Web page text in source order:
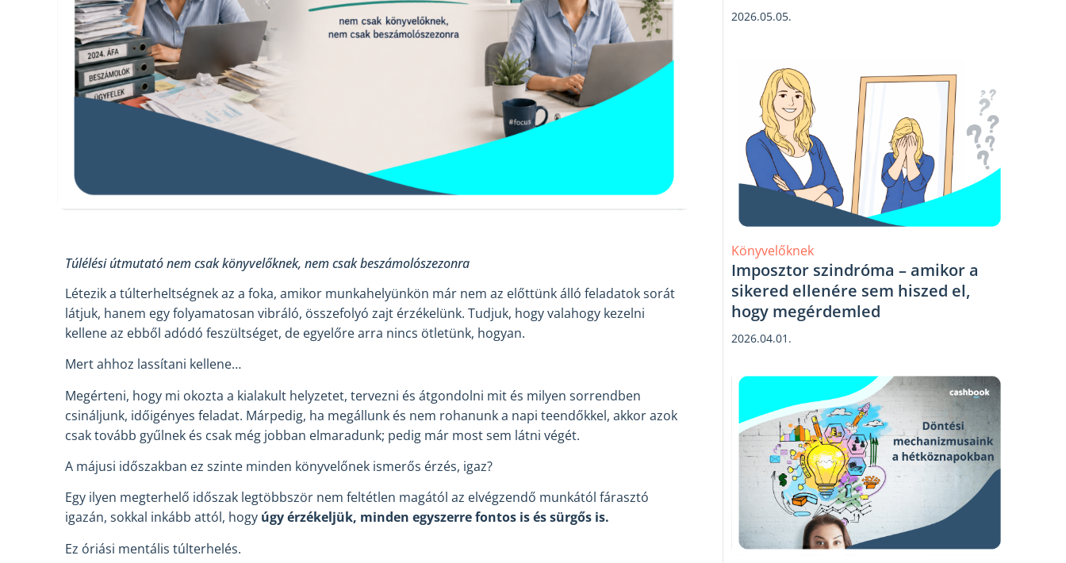
Túlélési útmutatónem csakkönyvelőknek, nem csak beszámolószezonra
Létezik a túlterheltségnek az a foka, amikor munkahelyünkön már nem az előttünk álló feladatok sorát
látjuk, hanem egy folyamatosan vibráló, összefolyó zajt érzékelünk. Tudjuk, hogy valahogy kezelni
kellene az ebből adódó feszültséget, de egyelőre arra nincs ötletünk, hogyan.
Mert ahhoz lassítani kellene…
Megérteni, hogy mi okozta a kialakult helyzetet, tervezni és átgondolni mit és milyen sorrendben
csináljunk, időigényes feladat. Márpedig, ha megállunk és nem rohanunk a napi teendőkkel, akkor azok
csak tovább gyűlnek és csak még jobban elmaradunk; pedig már most sem látni végét.
A májusi időszakban ez szinte minden könyvelőnek ismerős érzés, igaz?
Egy ilyen megterhelő időszak legtöbbször nem feltétlen magától az elvégzendő munkától fárasztó
igazán, sokkal inkább attól, hogy úgy érzékeljük, minden egyszerre fontos is és sürgős is.
Ez óriási mentális túlterhelés.
2026.05.05.
Könyvelőknek
Imposztor szindróma – amikor a
sikered ellenére sem hiszed el,
hogy megérdemled
2026.04.01.